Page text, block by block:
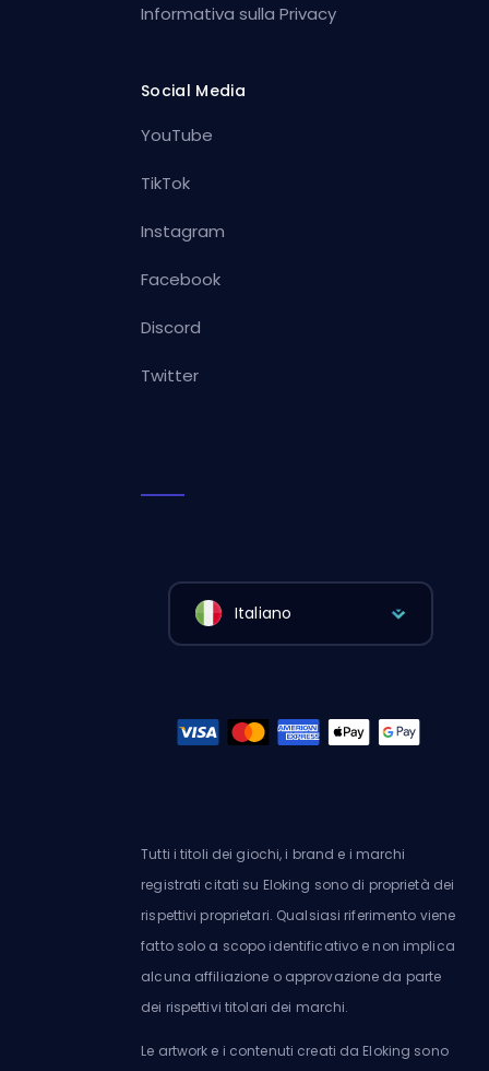
Informativa sulla Privacy
Social Media
YouTube
TikTok
Instagram
Facebook
Discord
Twitter
Italiano
Tutti i titoli dei giochi, i brand e i marchi
registrati citati su Eloking sono di proprietà dei
rispettivi proprietari. Qualsiasi riferimento viene
fatto solo a scopo identificativo e non implica
alcuna affiliazione o approvazione da parte
dei rispettivi titolari dei marchi.
Le artwork e i contenuti creati da Eloking sono